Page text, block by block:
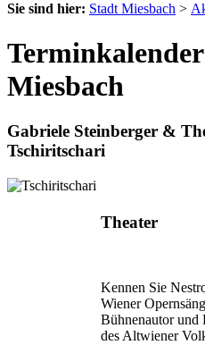
Sie sind hier: Stadt Miesbach >
Miesbach
Gabriele Steinberger &
Tschiritschari
Theater
Kennen Sie
Wiener
Bühnenautor
des Altwiener